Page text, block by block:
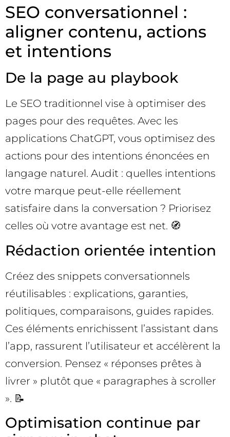
SEO conversationnel :
aligner contenu, actions
et intentions
De la page au playbook
Le SEO traditionnel vise à optimiser des
pages pour des requêtes. Avec les
applications ChatGPT, vous optimisez des
actions pour des intentions énoncées en
langage naturel. Audit : quelles intentions
votre marque peut-elle réellement
satisfaire dans la conversation ? Priorisez
celles où votre avantage est net. 🧭
Rédaction orientée intention
Créez des snippets conversationnels
réutilisables : explications, garanties,
politiques, comparaisons, guides rapides.
Ces éléments enrichissent l’assistant dans
l’app, rassurent l’utilisateur et accélèrent la
conversion. Pensez « réponses prêtes à
livrer » plutôt que « paragraphes à scroller
». 📝
Optimisation continue par